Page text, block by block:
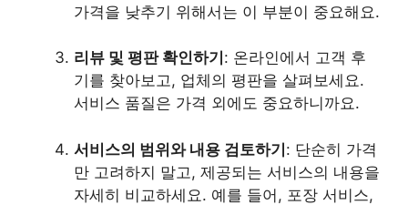
가격을 낮추기 위해서는 이 부분이 중요해요.
리뷰 및 평판 확인하기 : 온라인에서 고객 후
기를 찾아보고, 업체의 평판을 살펴보세요.
서비스 품질은 가격 외에도 중요하니까요.
서비스의 범위와 내용 검토하기: 단순히 가격
만 고려하지 말고, 제공되는 서비스의 내용을
자세히 비교하세요. 예를 들어, 포장 서비스,